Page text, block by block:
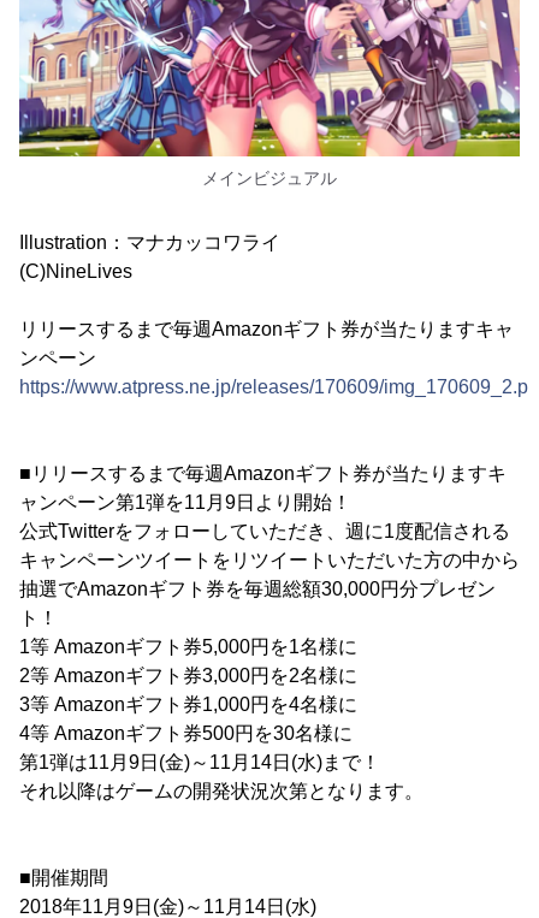
メインビジュアル
Illustration：マナカッコワライ
(C)NineLives
リリースするまで毎週Amazonギフト券が当たりますキャ
ンペーン
https://www.atpress.ne.jp/releases/170609/
■リリースするまで毎週Amazonギフト券が当たりますキ
ャンペーン第1弾を11月9日より開始！
公式Twitterをフォローしていただき、週に1度配信される
キャンペーンツイートをリツイートいただいた方の中から
抽選でAmazonギフト券を毎週総額30,000円分プレゼン
ト！
1等 Amazonギフト券5,000円を1名様に
2等 Amazonギフト券3,000円を2名様に
3等 Amazonギフト券1,000円を4名様に
4等 Amazonギフト券500円を30名様に
第1弾は11月9日(金)～11月14日(水)まで！
それ以降はゲームの開発状況次第となります。
■開催期間
2018年11月9日(金)～11月14日(水)